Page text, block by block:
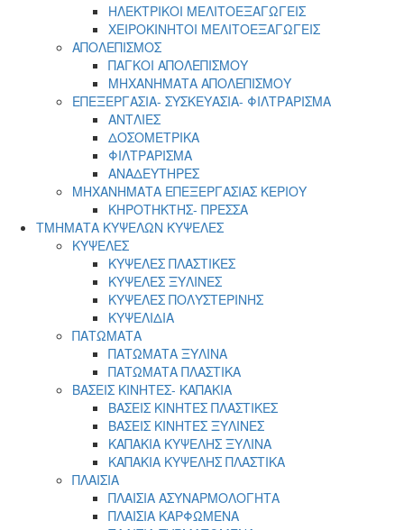
ΗΛΕΚΤΡΙΚΟΙ ΜΕΛΙΤΟΕΞΑΓΩΓΕΙΣ
ΧΕΙΡΟΚΙΝΗΤΟΙ ΜΕΛΙΤΟΕΞΑΓΩΓΕΙΣ
ΑΠΟΛΕΠΙΣΜΟΣ
ΠΑΓΚΟΙ ΑΠΟΛΕΠΙΣΜΟΥ
ΜΗΧΑΝΗΜΑΤΑ ΑΠΟΛΕΠΙΣΜΟΥ
ΕΠΕΞΕΡΓΑΣΙΑ- ΣΥΣΚΕΥΑΣΙΑ- ΦΙΛΤΡΑΡΙΣΜΑ
ΑΝΤΛΙΕΣ
ΔΟΣΟΜΕΤΡΙΚΑ
ΦΙΛΤΡΑΡΙΣΜΑ
ΑΝΑΔΕΥΤΗΡΕΣ
ΜΗΧΑΝΗΜΑΤΑ ΕΠΕΞΕΡΓΑΣΙΑΣ ΚΕΡΙΟΥ
ΚΗΡΟΤΗΚΤΗΣ- ΠΡΕΣΣΑ
ΤΜΗΜΑΤΑ ΚΥΨΕΛΩΝ ΚΥΨΕΛΕΣ
ΚΥΨΕΛΕΣ
ΚΥΨΕΛΕΣ ΠΛΑΣΤΙΚΕΣ
ΚΥΨΕΛΕΣ ΞΥΛΙΝΕΣ
ΚΥΨΕΛΕΣ ΠΟΛΥΣΤΕΡΙΝΗΣ
ΚΥΨΕΛΙΔΙΑ
ΠΑΤΩΜΑΤΑ
ΠΑΤΩΜΑΤΑ ΞΥΛΙΝΑ
ΠΑΤΩΜΑΤΑ ΠΛΑΣΤΙΚΑ
ΒΑΣΕΙΣ ΚΙΝΗΤΕΣ- ΚΑΠΑΚΙΑ
ΒΑΣΕΙΣ ΚΙΝΗΤΕΣ ΠΛΑΣΤΙΚΕΣ
ΒΑΣΕΙΣ ΚΙΝΗΤΕΣ ΞΥΛΙΝΕΣ
ΚΑΠΑΚΙΑ ΚΥΨΕΛΗΣ ΞΥΛΙΝΑ
ΚΑΠΑΚΙΑ ΚΥΨΕΛΗΣ ΠΛΑΣΤΙΚΑ
ΠΛΑΙΣΙΑ
ΠΛΑΙΣΙΑ ΑΣΥΝΑΡΜΟΛΟΓΗΤΑ
ΠΛΑΙΣΙΑ ΚΑΡΦΩΜΕΝΑ